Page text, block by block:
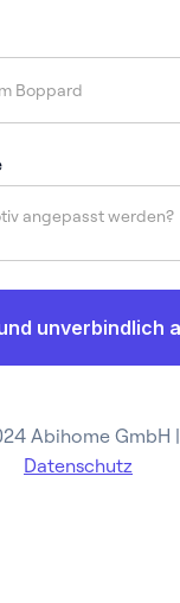
Abihome GmbH |
Datenschutz